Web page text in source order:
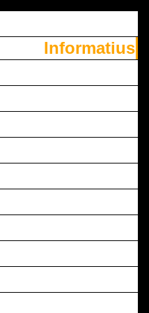
Informatius